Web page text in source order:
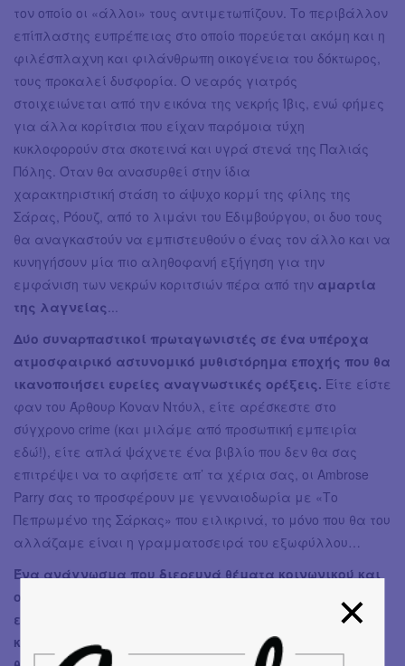
τον οποίο οι «άλλοι» τους αντιμετωπίζουν. Το περιβάλλον
επίπλαστης ευπρέπειας στο οποίο πορεύεται ακόμη και η
φιλέσπλαχνη και φιλάνθρωπη οικογένεια του δόκτωρος,
τους προκαλεί δυσφορία. Ο νεαρός γιατρός
στοιχειώνεται από την εικόνα της νεκρής Ίβις, ενώ φήμες
για άλλα κορίτσια που είχαν παρόμοια τύχη
κυκλοφορούν στα σκοτεινά και υγρά στενά της Παλιάς
Πόλης. Όταν θα ανασυρθεί στην ίδια
χαρακτηριστική στάση το άψυχο κορμί της φίλης της
Σάρας, Ρόουζ, από το λιμάνι του Εδιμβούργου, οι δυο τους
θα αναγκαστούν να εμπιστευθούν ο ένας τον άλλο και να
κυνηγήσουν μία πιο αληθοφανή εξήγηση για την
εμφάνιση των νεκρών κοριτσιών πέρα από την αμαρτία
της λαγνείας
Δύο συναρπαστικοί πρωταγωνιστές σε ένα υπέροχα
ατμοσφαιρικό αστυνομικό μυθιστόρημα εποχής που θα
ικανοποιήσει ευρείες αναγνωστικές ορέξεις. Είτε είστε
φαν του Άρθουρ Κοναν Ντόυλ, είτε αρέσκεστε στο
σύγχρονο crime (και μιλάμε από προσωπική εμπειρία
εδώ!), είτε απλά ψάχνετε ένα βιβλίο που δεν θα σας
επιτρέψει να το αφήσετε απ’ τα χέρια σας, οι Ambrose
Parry σας το προσφέρουν με γενναιοδωρία με «Το
Πεπρωμένο της Σάρκας» που ειλικρινά, το μόνο που θα του
αλλάζαμε είναι η γραμματοσειρά του εξωφύλλου…
Ένα ανάγνωσμα που διερευνά θέματα κοινωνικού και
οικονομικού στάτους, ηθικής και κατάχρησης
εξουσίας, και που ενώ αναφέρεται εκτενώς σε
καταστάσεις τόσο σκληρές που ο σύγχρονος κόσμος